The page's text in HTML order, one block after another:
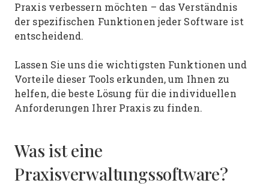
Praxis verbessern möchten – das Verständnis
der spezifischen Funktionen jeder Software ist
entscheidend.
Lassen Sie uns die wichtigsten Funktionen und
Vorteile dieser Tools erkunden, um Ihnen zu
helfen, die beste Lösung für die individuellen
Anforderungen Ihrer Praxis zu finden.
Was ist eine
Praxisverwaltungssoftware?